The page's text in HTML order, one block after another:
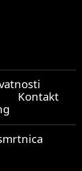
Kontakt